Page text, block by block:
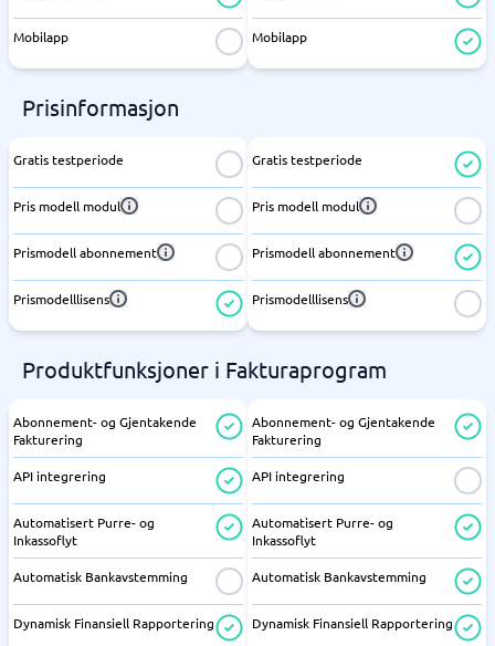
Mobilapp Mobilapp
Prisinformasjon
Gratis testperiode
Pris modell modul
Prismodell abonnement
Prismodelllisens
Gratis testperiode
Pris modell modul
Prismodell abonnement
Prismodelllisens
Produktfunksjoner i Fakturaprogram
Abonnement- og Gjentakende
Fakturering
API integrering
Automatisert Purre- og
Inkassoflyt
Automatisk Bankavstemming
Dynamisk Finansiell Rapportering
Abonnement- og Gjentakende
Fakturering
API integrering
Automatisert Purre- og
Inkassoflyt
Automatisk Bankavstemming
Dynamisk Finansiell Rapportering